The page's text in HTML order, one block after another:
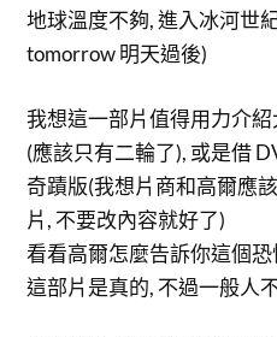
地球溫度不夠, 進入冰河世
tomorrow 明天過後)
我想這一部片值得用力介
(應該只有二輪了), 或是借
奇蹟版(我想片商和高爾應
片, 不要改內容就好了)
看看高爾怎麼告訴你這個
這部片是真的, 不過一般人